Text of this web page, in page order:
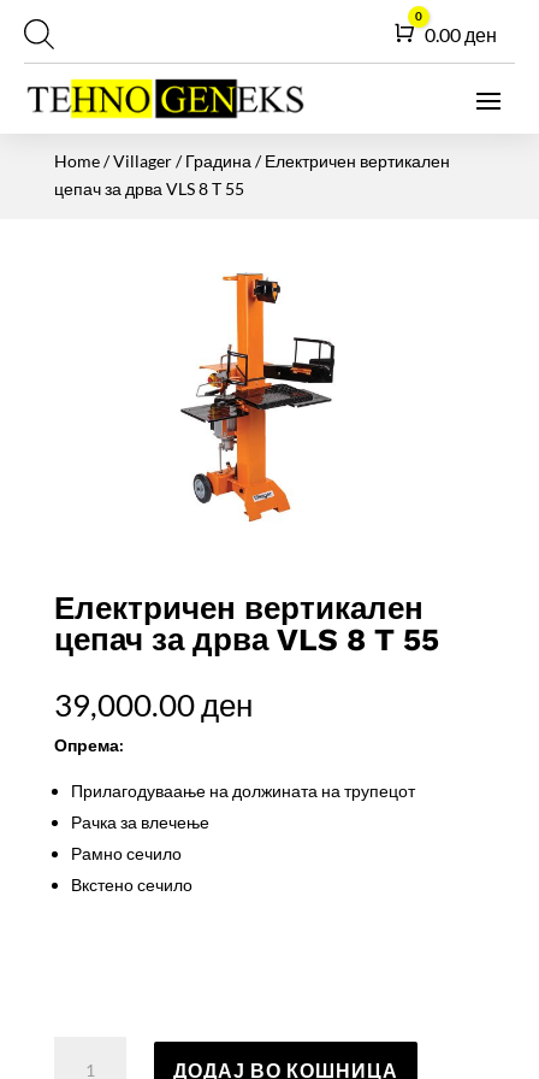
Cart
0
0.00 ден
Home/Villager/Градина / Електричен вертикален
цепач за дрва VLS 8 T 55
Електричен вертикален
цепач за дрва VLS 8 T 55
39,000.00ден
Опрема​:
Прилагодуваање на должината на трупецот
Рачка за влечење
Рамно сечило
Вкстено сечило
ДОДАЈ ВО КОШНИЦА